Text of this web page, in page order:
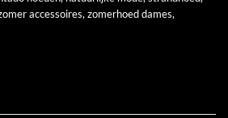
accessoires, zomerhoed dames,